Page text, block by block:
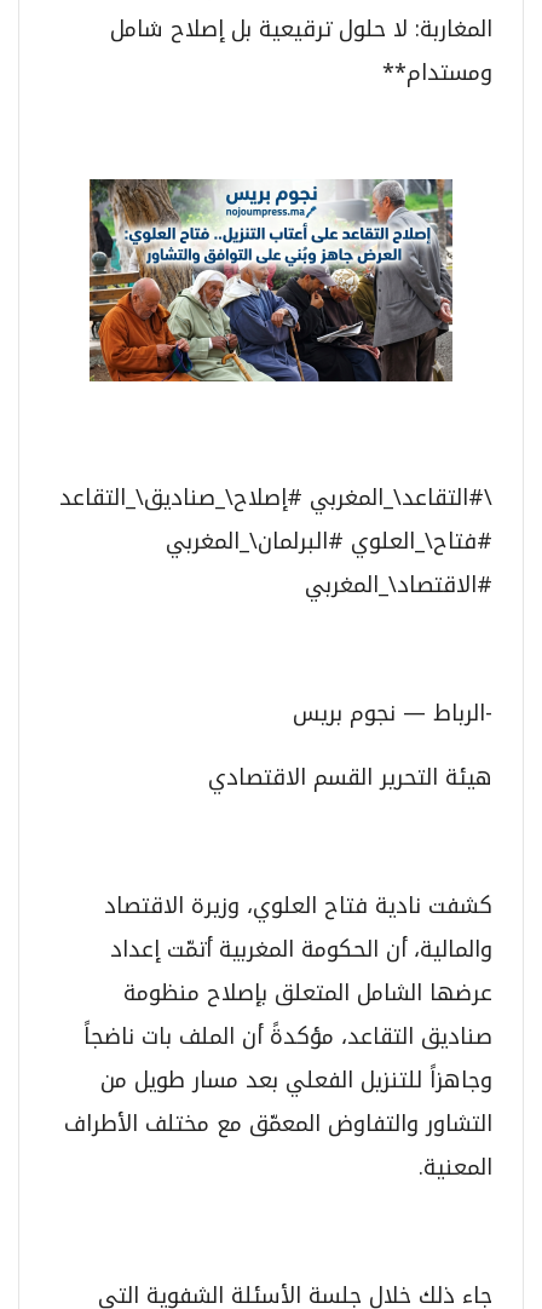
المغاربة: لا حلول ترقيعية بل إصلاح شامل
ومستدام**
\#التقاعد\_المغربي #إصلاح\_صناديق\_التقاعد
#فتاح\_العلوي #البرلمان\_المغربي
#الاقتصاد\_المغربي
-الرباط — نجوم بريس
هيئة التحرير القسم الاقتصادي
كشفت نادية فتاح العلوي، وزيرة الاقتصاد
والمالية، أن الحكومة المغربية أتمّت إعداد
عرضها الشامل المتعلق بإصلاح منظومة
صناديق التقاعد، مؤكدةً أن الملف بات ناضجاً
وجاهزاً للتنزيل الفعلي بعد مسار طويل من
التشاور والتفاوض المعمّق مع مختلف الأطراف
المعنية.
جاء ذلك خلال جلسة الأسئلة الشفوية التي